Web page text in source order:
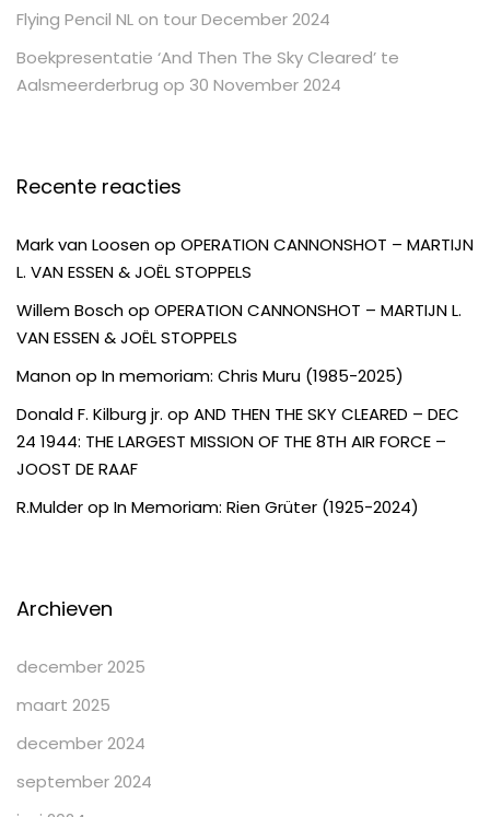
Flying Pencil NL on tour December 2024
Boekpresentatie ‘And Then The Sky Cleared’ te
Aalsmeerderbrug op 30 November 2024
Recente reacties
Mark van Loosenop OPERATION CANNONSHOT – MARTIJN
L. VAN ESSEN & JOËL STOPPELS
Willem Boschop OPERATION CANNONSHOT – MARTIJN L.
VAN ESSEN & JOËL STOPPELS
Manonop In memoriam: Chris Muru (1985-2025)
Donald F. Kilburg jr. op AND THEN THE SKY CLEARED – DEC
24 1944: THE LARGEST MISSION OF THE 8TH AIR FORCE –
JOOST DE RAAF
R.Mulderop In Memoriam: Rien Grüter (1925-2024)
Archieven
december 2025
maart 2025
december 2024
september 2024